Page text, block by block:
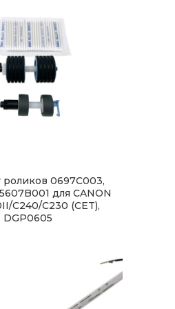
роликов 0697C003,
для CANON
C240/C230 (CET),
DGP0605